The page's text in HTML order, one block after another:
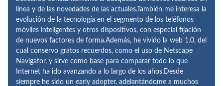
línea y de las novedades de las actuales.También me interesa la
evolución de la tecnología en el segmento de los teléfonos
móviles inteligentes y otros dispositivos, con especial fijación
de nuevos factores de forma.Además, he vivido la web 1.0, del
cual conservo gratos recuerdos, como el uso de Netscape
Navigator, y sirve como base para comparar todo lo que
Internet ha ido avanzando a lo largo de los años.Desde
siempre he sido un early adopter, adelantándome a muchos